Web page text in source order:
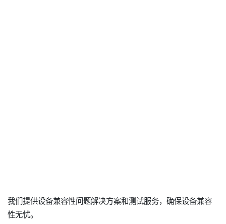
我们提供设备兼容性问题解决方案和测试服务，确保设备兼容
性无忧。